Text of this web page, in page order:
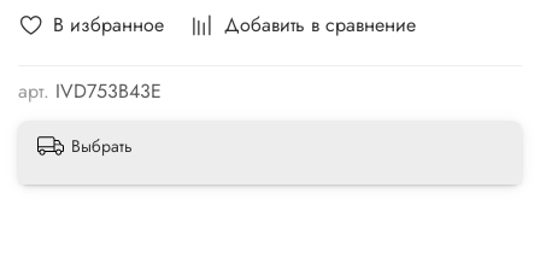
В избранное Добавить в сравнение
арт. IVD753B43E
Выбрать